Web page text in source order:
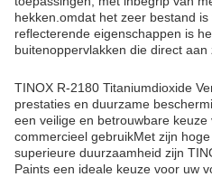
hekken.omdat het zeer bestand
reflecterende eigenschappen is
buitenoppervlakken die direct aan
TINOX R-2180 Titaniumdioxide
prestaties en duurzame
een veilige en betrouwbare
commercieel gebruikMet zijn
superieure duurzaamheid zijn
Paints een ideale keuze voor uw